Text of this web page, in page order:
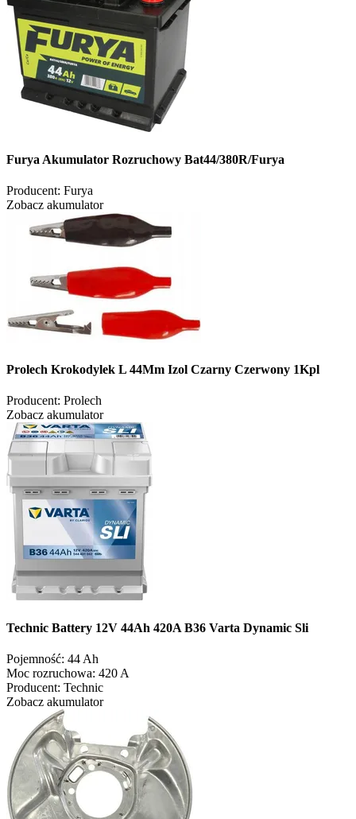
Furya Akumulator Rozruchowy Bat44/380R/Furya
Producent: Furya
Zobacz akumulator
Prolech Krokodylek L 44Mm Izol Czarny Czerwony 1Kpl
Producent: Prolech
Zobacz akumulator
Technic Battery 12V 44Ah 420A B36 Varta Dynamic Sli
Pojemność: 44 Ah
Moc rozruchowa: 420 A
Producent: Technic
Zobacz akumulator